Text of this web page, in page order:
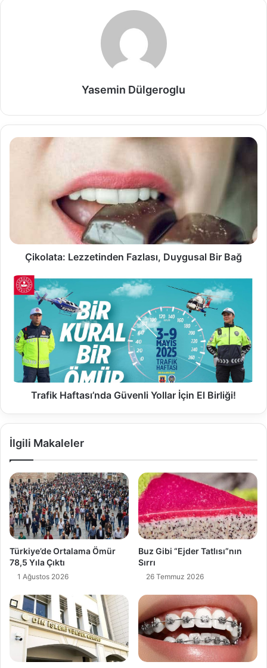
Yasemin Dülgeroglu
Çikolata: Lezzetinden Fazlası, Duygusal Bir Bağ
Trafik Haftası’nda Güvenli Yollar İçin El Birliği!
İlgili Makaleler
Türkiye’de Ortalama Ömür
78,5 Yıla Çıktı
1 Ağustos 2026
Buz Gibi “Ejder Tatlısı”nın
Sırrı
26 Temmuz 2026